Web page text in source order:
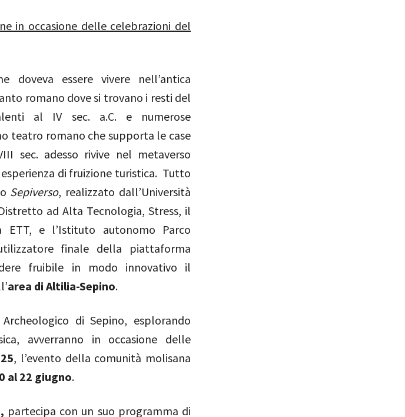
in occasione delle celebrazioni del
doveva essere vivere
nell’antica
romano dove si trovano i resti del
al IV sec. a.C. e numerose
teatro romano che supporta le case
sec. adesso rivive nel metaverso
di fruizione turistica. Tutto
Sepiverso, realizzato dall’Università
ad Alta Tecnologia, Stress, il
ETT, e l’Istituto autonomo Parco
finale della piattaforma
fruibile in modo innovativo il
area di Altilia-Sepino.
di Sepino, esplorando
avverranno in occasione delle
, l’evento della comunità molisana
al 22 giugno.
partecipa con un suo programma di